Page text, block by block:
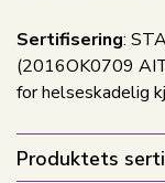
Sertifisering:
(2016OK0709
for helseskadelig
Produktets